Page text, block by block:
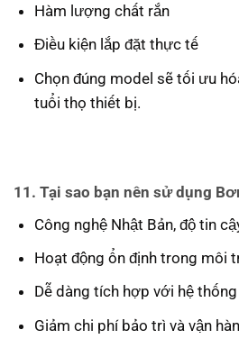
Hàm lượng chất rắn
Điều kiện lắp đặt thực tế
Chọn đúng model sẽ tối ưu
tuổi thọ thiết bị.
11. Tại sao bạn nên sử dụng
Công nghệ Nhật Bản, độ tin
Hoạt động ổn định trong môi
Dễ dàng tích hợp với hệ
Giảm chi phí bảo trì và vận